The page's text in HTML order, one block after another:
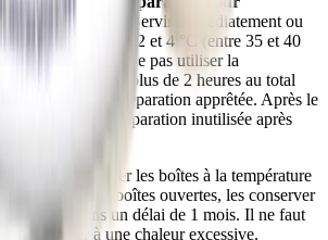
rapidement.
Servir immédiatement ou
réfrigérateur entre 2 et 4 °C (entre 35 et 40
de 24 heures. Ne pas utiliser la
elle est demeurée plus de 2 heures au total
congeler la préparation apprêtée. Après le
jeter toute préparation inutilisée après
Conserver les boîtes à la température
les boîtes ouvertes, les conserver
utiliser dans un délai de 1 mois. Il ne faut
ni l’exposer à une chaleur excessive.